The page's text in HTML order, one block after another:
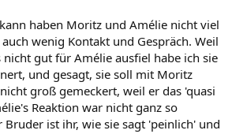
haben Moritz und Amélie nicht viel
wenig Kontakt und Gespräch. Weil
nicht gut für Amélie ausfiel habe ich sie
und gesagt, sie soll mit Moritz
groß gemeckert, weil er das 'quasi
Reaktion war nicht ganz so
ist ihr, wie sie sagt 'peinlich' und